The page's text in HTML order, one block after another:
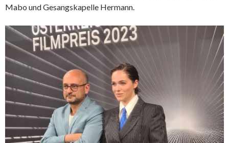
Mabo und Gesangskapelle Hermann.